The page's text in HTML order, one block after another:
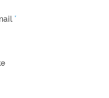
*